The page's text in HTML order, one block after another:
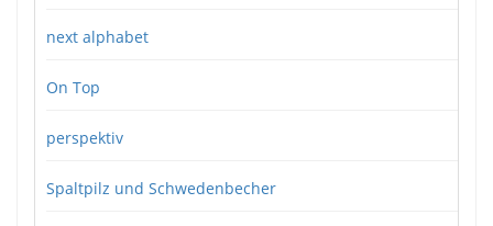
next alphabet
On Top
perspektiv
Spaltpilz und Schwedenbecher